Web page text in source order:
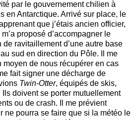
par le gouvernement chilien à
en Antarctique. Arrivé sur place, le
que j’étais ancien officier,
proposé d’accompagner le
de ravitaillement d’une autre base
sud en direction du Pôle. Il me
moyen de nous récupérer en cas
fait signer une décharge de
Twin-Otter, équipés de skis,
doivent se porter mutuellement
ou de crash. Il me prévient
ne pourra se faire que si la météo le